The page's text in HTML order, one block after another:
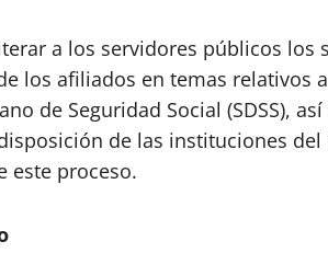
a los servidores públicos los
los afiliados en temas relativos
de Seguridad Social (SDSS),
de las instituciones
este proceso.